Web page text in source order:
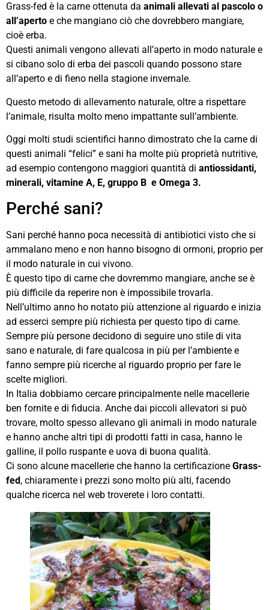
Grass-fed è la carne ottenuta da animali allevati al pascolo o
all’aperto e che mangiano ciò che dovrebbero mangiare,
cioè erba.
Questi animali vengono allevati all’aperto in modo naturale e
si cibano solo di erba dei pascoli quando possono stare
all’aperto e di fieno nella stagione invernale.
Questo metodo di allevamento naturale, oltre a rispettare
l’animale, risulta molto meno impattante sull’ambiente.
Oggi molti studi scientifici hanno dimostrato che la carne di
questi animali “felici” e sani ha molte più proprietà nutritive,
ad esempio contengono maggiori quantità di antiossidanti,
minerali, vitamine A, E, gruppo B e Omega 3.
Perché sani?
Sani perché hanno poca necessità di antibiotici visto che si
ammalano meno e non hanno bisogno di ormoni, proprio per
il modo naturale in cui vivono.
È questo tipo di carne che dovremmo mangiare, anche se è
più difficile da reperire non è impossibile trovarla.
Nell’ultimo anno ho notato più attenzione al riguardo e inizia
ad esserci sempre più richiesta per questo tipo di carne.
Sempre più persone decidono di seguire uno stile di vita
sano e naturale, di fare qualcosa in più per l’ambiente e
fanno sempre più ricerche al riguardo proprio per fare le
scelte migliori.
In Italia dobbiamo cercare principalmente nelle macellerie
ben fornite e di fiducia. Anche dai piccoli allevatori si può
trovare, molto spesso allevano gli animali in modo naturale
e hanno anche altri tipi di prodotti fatti in casa, hanno le
galline, il pollo ruspante e uova di buona qualità.
Ci sono alcune macellerie che hanno la certificazione Grass-
fed , chiaramente i prezzi sono molto più alti, facendo
qualche ricerca nel web troverete i loro contatti.